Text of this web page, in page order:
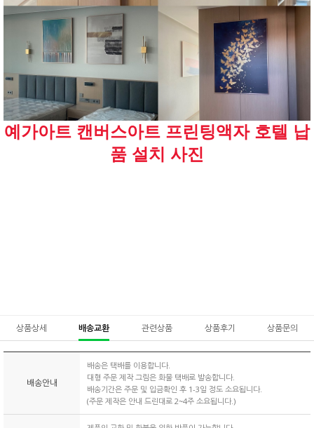
예가아트 캔버스아트 프린팅액자 호텔 납
품 설치 사진
상품상세 배송교환 관련상품 상품후기 상품문의
배송안내
배송은 택배를 이용합니다.
대형 주문 제작 그림은 화물 택배로 발송합니다.
배송기간은 주문 및 입금확인 후 1-3일 정도 소요됩니다.
(주문 제작은 안내 드린대로 2~4주 소요됩니다.)